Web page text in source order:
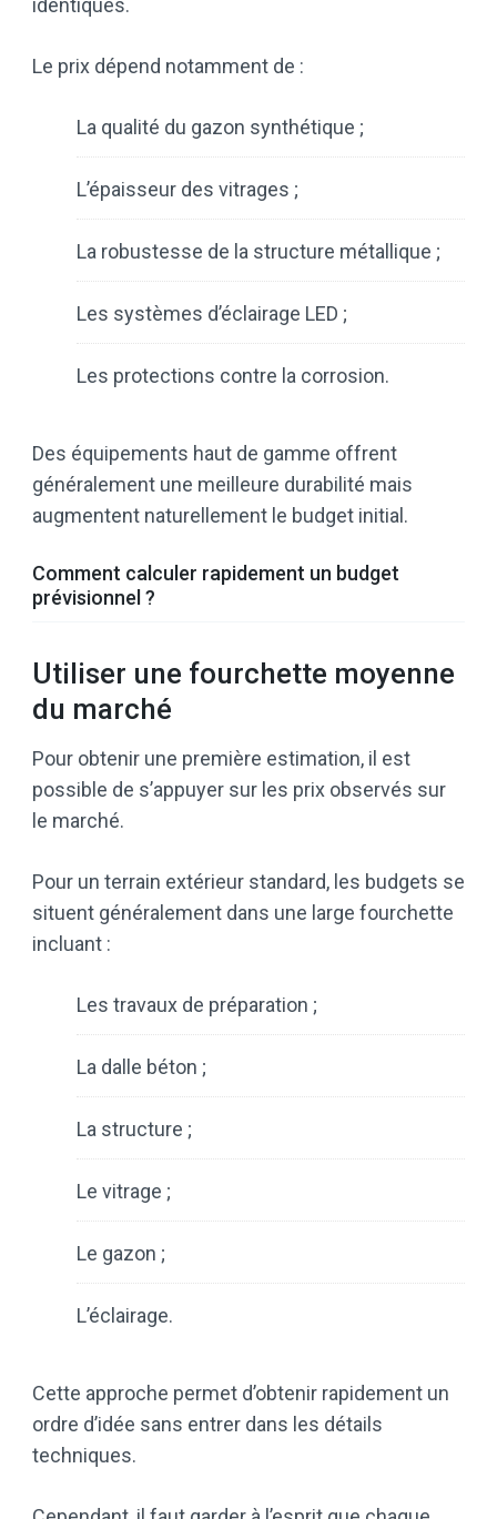
Le prix dépend notamment de :
La qualité du gazon synthétique ;
L’épaisseur des vitrages ;
La robustesse de la structure métallique ;
Les systèmes d’éclairage LED ;
Les protections contre la corrosion.
Des équipements haut de gamme offrent
généralement une meilleure durabilité mais
augmentent naturellement le budget initial.
Comment calculer rapidement un budget
prévisionnel ?
Utiliser une fourchette moyenne
du marché
Pour obtenir une première estimation, il est
possible de s’appuyer sur les prix observés sur
le marché.
Pour un terrain extérieur standard, les budgets se
situent généralement dans une large fourchette
incluant :
Les travaux de préparation ;
La dalle béton ;
La structure ;
Le vitrage ;
Le gazon ;
L’éclairage.
Cette approche permet d’obtenir rapidement un
ordre d’idée sans entrer dans les détails
techniques.